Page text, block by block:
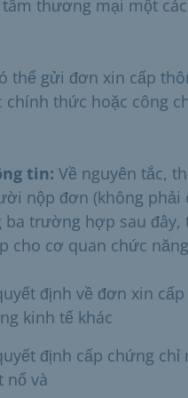
tâm thương mại một
thể gửi đơn xin cấp
thức hoặc công
tin: Về nguyên tắc,
nộp đơn (không
ba trường hợp sau
cho cơ quan chức
định về đơn xin
kinh tế khác
định cấp chứng chỉ
nổ và